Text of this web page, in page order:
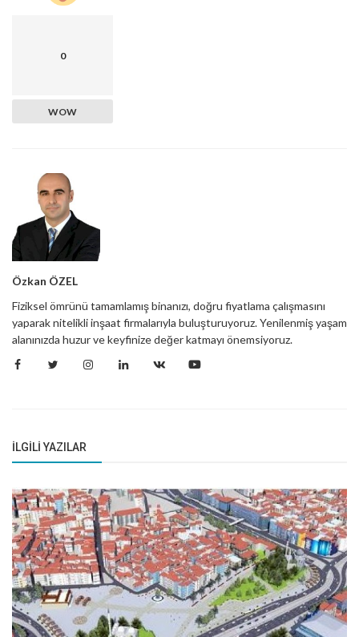
0
WOW
Özkan ÖZEL
Fiziksel ömrünü tamamlamış binanızı, doğru fiyatlama çalışmasını
yaparak nitelikli inşaat firmalarıyla buluşturuyoruz. Yenilenmiş yaşam
alanınızda huzur ve keyfinize değer katmayı önemsiyoruz.
İLGILI YAZILAR